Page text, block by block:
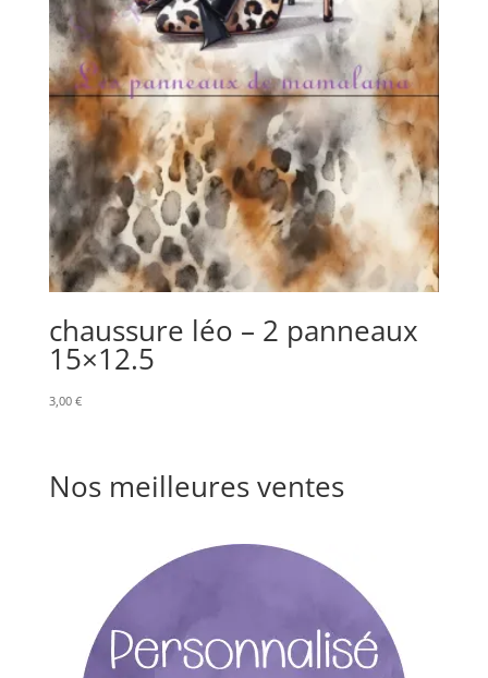
chaussure léo – 2 panneaux
15×12.5
3,00 €
Nos meilleures ventes